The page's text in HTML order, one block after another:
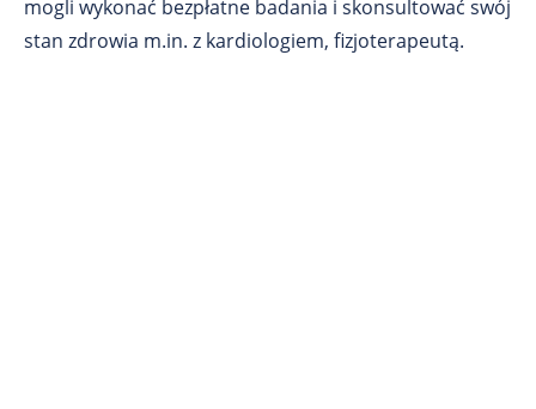
mogli wykonać bezpłatne badania i skonsultować swój
stan zdrowia m.in. z kardiologiem, fizjoterapeutą.